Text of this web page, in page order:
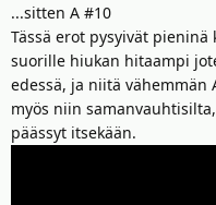
...sitten A #10
Tässä erot pysyivät
suorille hiukan hitaampi
edessä, ja niitä vähemmän
myös niin
päässyt itsekään.